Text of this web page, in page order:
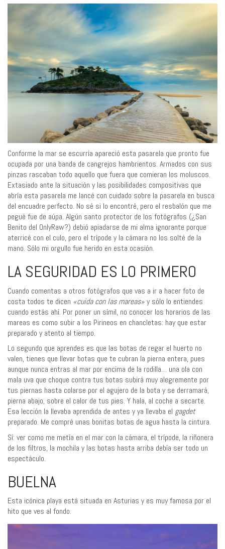
Conforme la mar se escurría apareció esta pasarela que pronto fue
ocupada por una banda de cangrejos hambrientos. Armados con sus
pinzas rascaban todo aquello que fuera que comieran los moluscos.
Extasiado ante la situación y las posibilidades compositivas que
abría esta pasarela me lancé con cuidado sobre la pasarela en busca
del encuadre perfecto. No sé si lo encontré, pero el resbalón que me
pegué fue de aúpa. Algún santo protector de los fotógrafos (¿San
Benito del OnlyRaw?) debió apiadarse de mi alma ignorante porque
aterricé con el culo, pero el trípode y la cámara no los solté de la
mano. Sólo mi orgullo fue herido en esta ocasión.
LA SEGURIDAD ES LO PRIMERO
Cuando comentas a otros fotógrafos que vas a ir a hacer foto de
costa todos te dicen «cuida con las mareas»y sólo lo entiendes
cuando estás ahí. Por poner un símil, no conocer los horarios de las
mareas es como subir a los Pirineos en chancletas: hay que estar
preparado y atento al tiempo.
Lo segundo que aprendes es que las botas de regar el huerto no
valen, tienes que llevar botas que te cubran la pierna entera, pues
aunque nunca entras al mar por encima de la rodilla… una ola con
mala uva que choque contra tus botas subirá muy alegremente por
tus piernas hasta colarse por el agujero de la bota y se derramará,
pierna abajo, sobre el calor de tus pies. Y hala, al coche a secarte.
Esa lección la llevaba aprendida de antes y ya llevaba el gagdet
preparado. Me compré unas bonitas botas de agua hasta la cintura.
Sí: ver como me metía en el mar con la cámara, el trípode, la riñonera
de los filtros, la mochila y las botas hasta arriba debía ser todo un
espectáculo.
BUELNA
Esta icónica playa está situada en Asturias y es muy famosa por el
hito que ves al fondo.